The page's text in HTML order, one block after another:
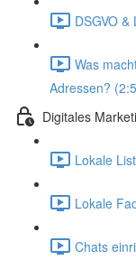
DSGVO
Was
Adressen?
Digitales
Lokale
Lokale
Chats